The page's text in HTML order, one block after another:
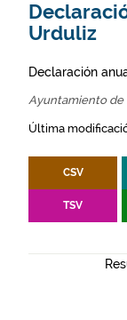
Urduliz
Declaración
Ayuntamiento de
Última
CSV
TSV